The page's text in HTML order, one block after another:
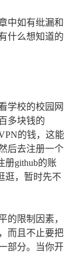
中如有纰漏和
什么想知道的
学校的校园网
多块钱的
的钱，这能
后去注册一个
册github的账
逛，暂时先不
的限制因素，
而且不止要把
部分。当你开